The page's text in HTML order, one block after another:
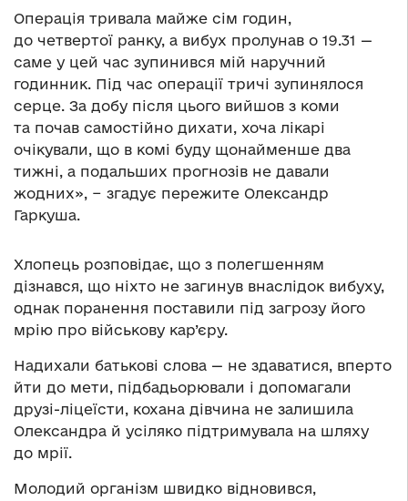
Операція тривала майже сім годин,
до четвертої ранку, а вибух пролунав о 19.31 —
саме у цей час зупинився мій наручний
годинник. Під час операції тричі зупинялося
серце. За добу після цього вийшов з коми
та почав самостійно дихати, хоча лікарі
очікували, що в комі буду щонайменше два
тижні, а подальших прогнозів не давали
жодних», − згадує пережите Олександр
Гаркуша.
Хлопець розповідає, що з полегшенням
дізнався, що ніхто не загинув внаслідок вибуху,
однак поранення поставили під загрозу його
мрію про військову кар’єру.
Надихали батькові слова — не здаватися, вперто
йти до мети, підбадьорювали і допомагали
друзі-ліцеїсти, кохана дівчина не залишила
Олександра й усіляко підтримувала на шляху
до мрії.
Молодий організм швидко відновився,